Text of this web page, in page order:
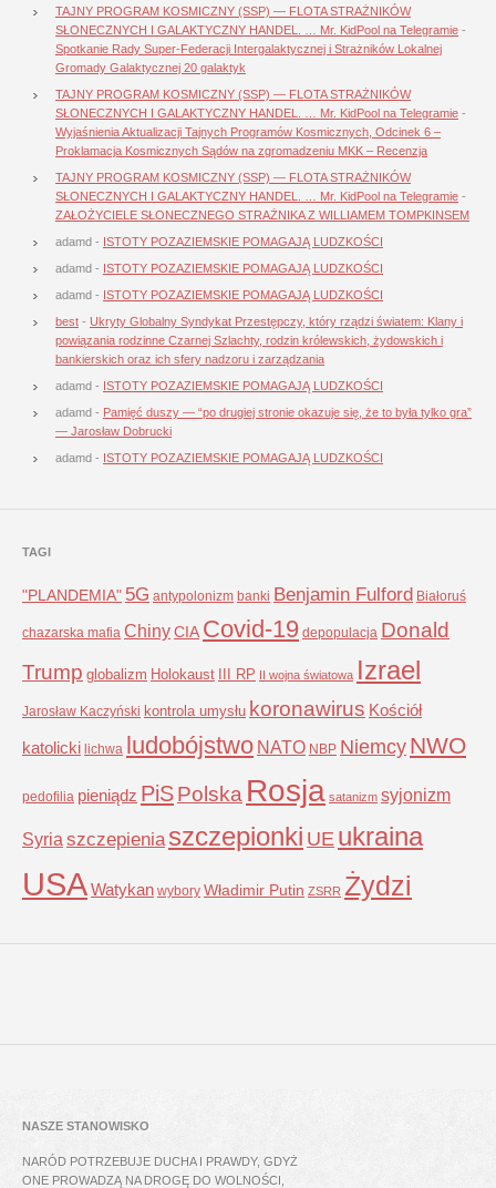
TAJNY PROGRAM KOSMICZNY (SSP) — FLOTA STRAŻNIKÓW
SŁONECZNYCH I GALAKTYCZNY HANDEL. … Mr. KidPool na Telegramie -
Spotkanie Rady Super-Federacji Intergalaktycznej i Strażników Lokalnej
Gromady Galaktycznej 20 galaktyk
TAJNY PROGRAM KOSMICZNY (SSP) — FLOTA STRAŻNIKÓW
SŁONECZNYCH I GALAKTYCZNY HANDEL. … Mr. KidPool na Telegramie -
Wyjaśnienia Aktualizacji Tajnych Programów Kosmicznych, Odcinek 6 –
Proklamacja Kosmicznych Sądów na zgromadzeniu MKK – Recenzja
TAJNY PROGRAM KOSMICZNY (SSP) — FLOTA STRAŻNIKÓW
SŁONECZNYCH I GALAKTYCZNY HANDEL. … Mr. KidPool na Telegramie -
ZAŁOŻYCIELE SŁONECZNEGO STRAŻNIKA Z WILLIAMEM TOMPKINSEM
adamd - ISTOTY POZAZIEMSKIE POMAGAJĄ LUDZKOŚCI
adamd - ISTOTY POZAZIEMSKIE POMAGAJĄ LUDZKOŚCI
adamd - ISTOTY POZAZIEMSKIE POMAGAJĄ LUDZKOŚCI
best - Ukryty Globalny Syndykat Przestępczy, który rządzi światem: Klany i
powiązania rodzinne Czarnej Szlachty, rodzin królewskich, żydowskich i
bankierskich oraz ich sfery nadzoru i zarządzania
adamd - ISTOTY POZAZIEMSKIE POMAGAJĄ LUDZKOŚCI
adamd - Pamięć duszy — “po drugiej stronie okazuje się, że to była tylko gra”
— Jarosław Dobrucki
adamd - ISTOTY POZAZIEMSKIE POMAGAJĄ LUDZKOŚCI
TAGI
"PLANDEMIA" 5G antypolonizm banki Benjamin Fulford Białoruś
chazarska mafia ChinyCIA Covid-19 depopulacja Donald
Trump globalizm Holokaust III RP II wojna światowa Izrael
Jarosław Kaczyński kontrola umysłu koronawirus Kościół
katolicki lichwa ludobójstwo NATO NBP NiemcyNWO
pedofilia pieniądz PiSPolska Rosja satanizm syjonizm
Syria szczepienia szczepionki UE ukraina
USAWatykan wybory Władimir Putin ZSRR Żydzi
NASZE STANOWISKO
NARÓD POTRZEBUJE DUCHA I PRAWDY, GDYŻ
ONE PROWADZĄ NA DROGĘ DO WOLNOŚCI,